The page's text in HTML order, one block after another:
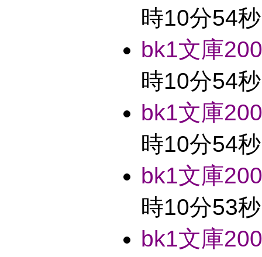
時10分54秒
bk1文庫
時10分54秒
bk1文庫
時10分54秒
bk1文庫
時10分53秒
bk1文庫